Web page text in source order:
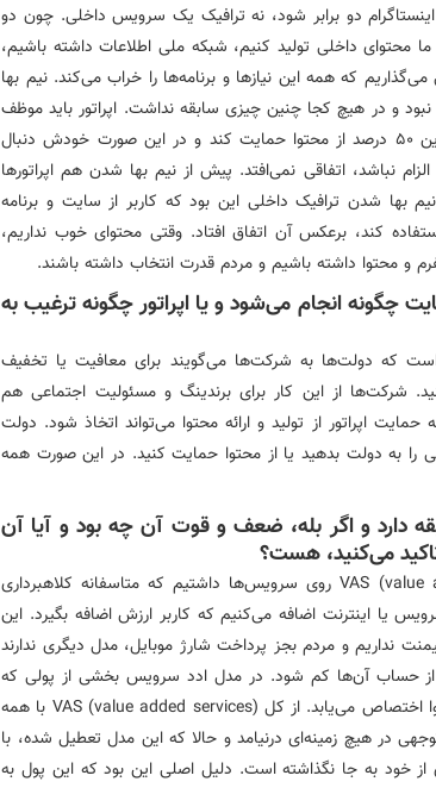
اینستاگرام دو برابر شود، نه ترافیک یک سرویس داخلی. چون دو
محتوای داخلی تولید کنیم، شبکه ملی اطلاعات داشته باشیم،
که همه این نیازها و برنامه‌ها را خراب می‌کند. نیم بها
و در هیچ کجا چنین چیزی سابقه نداشت. اپراتور باید موظف
می‌شد به جای نیم بها کردن ترافیک داخلی، با این 50 درصد از محتوا حمایت کند و در این صورت خودش دنبال
نباشد، اتفاقی نمی‌افتد. پیش از نیم بها شدن هم اپراتورها
بها شدن ترافیک داخلی این بود که کاربر از سایت و برنامه
کند، برعکس آن اتفاق افتاد. وقتی محتوای خوب نداریم،
و محتوا داشته باشیم و مردم قدرت انتخاب داشته باشند.
چگونه انجام می‌شود و یا اپراتور چگونه ترغیب به
که دولت‌ها به شرکت‌ها می‌گویند برای معافیت یا تخفیف
شرکت‌ها از این کار برای برندینگ و مسئولیت اجتماعی هم
اپراتور از تولید و ارائه محتوا می‌تواند اتخاذ شود. دولت
را به دولت بدهید یا از محتوا حمایت کنید. در این صورت همه
دارد و اگر بله، ضعف و قوت آن چه بود و آیا آن
می‌کنید، هست؟
بله، پیش از این مدلی به نام VAS (value added services) روی سرویس‌ها داشتیم که متاسفانه کلاهبرداری
یا اینترنت اضافه می‌کنیم که کاربر ارزش اضافه بگیرد. این
نداریم و مردم بجز پرداخت شارژ موبایل، مدل دیگری ندارند
از حساب آن‌ها کم شود. در مدل ادد سرویس بخشی از پولی که
کاربران به خرید شارژ می‌دهند، به حمایت از محتوا اختصاص می‌یابد. از کل VAS (value added services) با همه
در هیچ زمینه‌ای درنیامد و حالا که این مدل تعطیل شده، با
از خود به جا نگذاشته است. دلیل اصلی این بود که این پول به